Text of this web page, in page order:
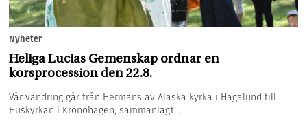
Nyheter
Heliga Lucias Gemenskap ordnar en
korsprocession den 22.8.
Vår vandring går från Hermans av Alaska kyrka i Hagalund till
Huskyrkan i Kronohagen, sammanlagt...